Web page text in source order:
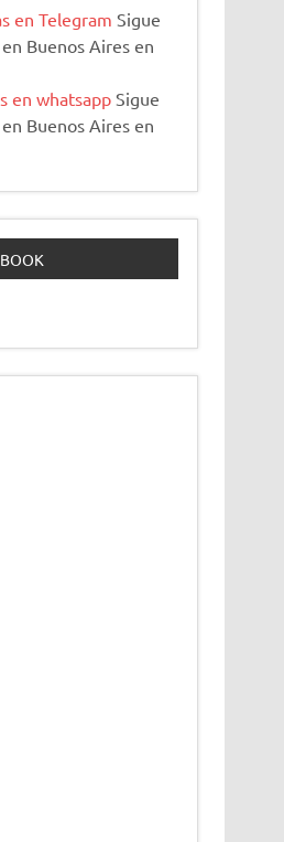
en Telegram Sigue
Buenos Aires en
en whatsappSigue
Buenos Aires en